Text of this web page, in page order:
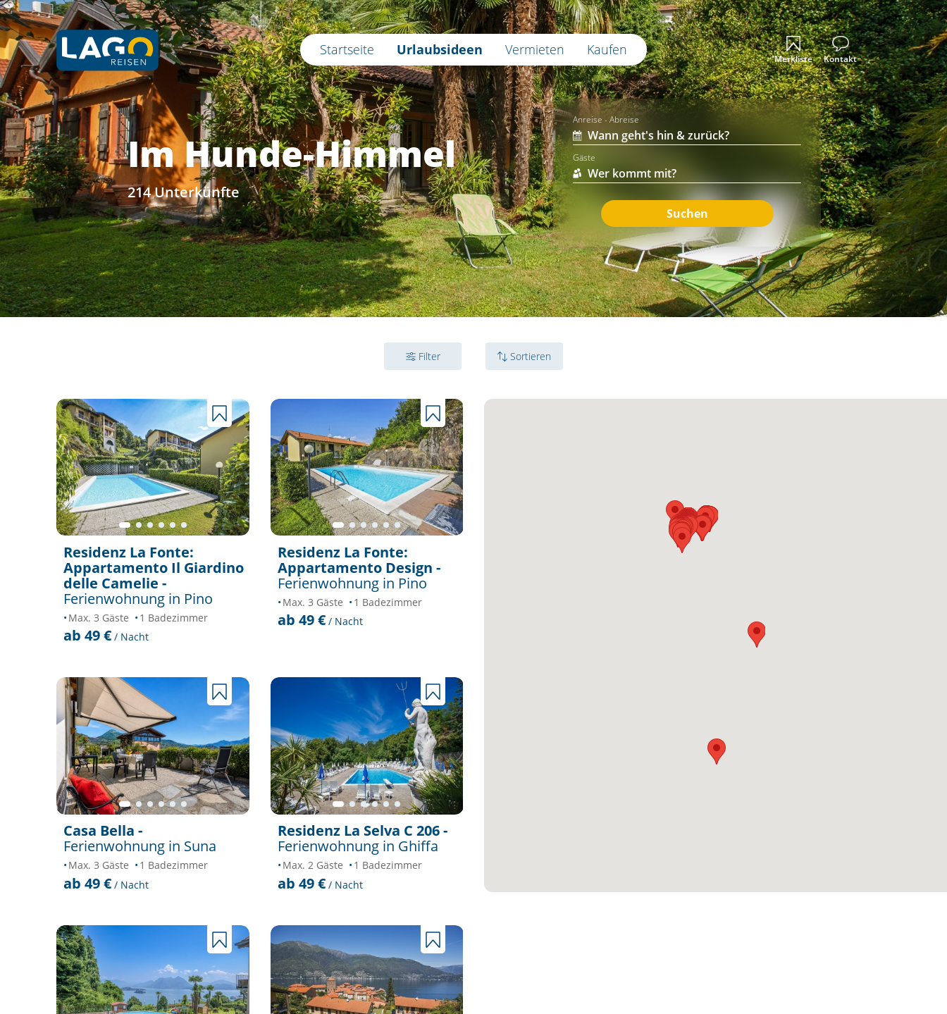
Merkliste Kontakt
Startseite Urlaubsideen Vermieten Kaufen
Im Hunde-Himmel
214 Unterkünfte
Anreise - Abreise
Gäste
Suchen
Filter Sortieren
Residenz La Fonte:
Appartamento Il Giardino
delle Camelie -
Ferienwohnung in Pino
Max. 3 Gäste 1 Badezimmer
ab 49 € / Nacht
Residenz La Fonte:
Appartamento Design -
Ferienwohnung in Pino
Max. 3 Gäste 1 Badezimmer
ab 49 €/ Nacht
Casa Bella -
Ferienwohnung in Suna
Max. 3 Gäste 1 Badezimmer
ab 49 € / Nacht
Residenz La Selva C 206 -
Ferienwohnung in Ghiffa
Max. 2 Gäste 1 Badezimmer
ab 49 €/ Nacht